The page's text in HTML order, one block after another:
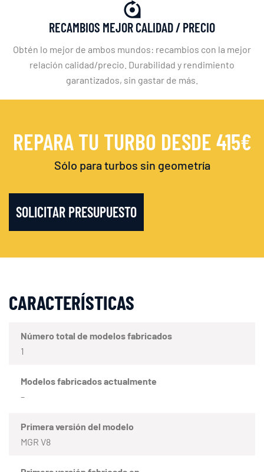
RECAMBIOS MEJOR CALIDAD / PRECIO
Obtén lo mejor de ambos mundos: recambios con la mejor
relación calidad/precio. Durabilidad y rendimiento
garantizados, sin gastar de más.
REPARA TU TURBO DESDE 415€
Sólo para turbos sin geometría
SOLICITAR PRESUPUESTO
CARACTERÍSTICAS
Número total de modelos fabricados
1
Modelos fabricados actualmente
–
Primera versión del modelo
MGR V8